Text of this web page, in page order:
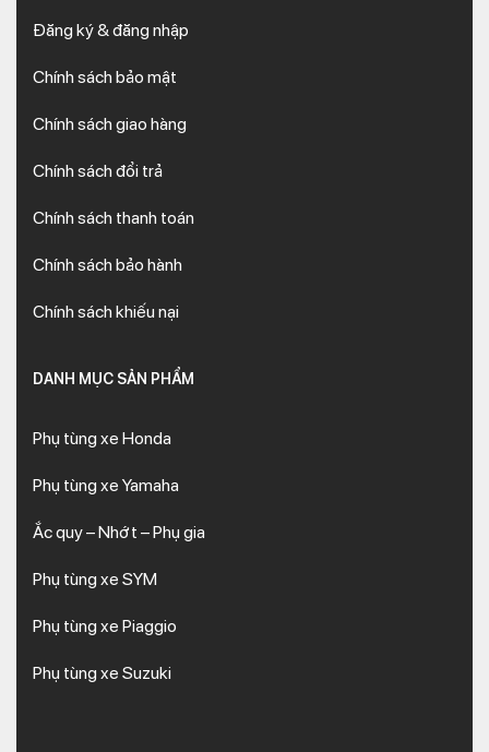
Đăng ký & đăng nhập
Chính sách bảo mật
Chính sách giao hàng
Chính sách đổi trả
Chính sách thanh toán
Chính sách bảo hành
Chính sách khiếu nại
DANH MỤC SẢN PHẨM
Phụ tùng xe Honda
Phụ tùng xe Yamaha
Ắc quy – Nhớt – Phụ gia
Phụ tùng xe SYM
Phụ tùng xe Piaggio
Phụ tùng xe Suzuki